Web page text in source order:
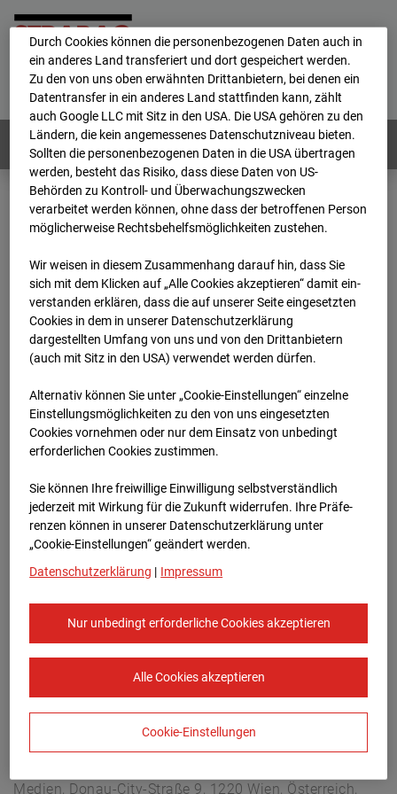
Home E-Mail Impressum
Login
Deutsch / English
Webcams: Alle Länder
Home
Deutschland
BC-186 - BV-Lübbenau Nordkopf
Archiv
2026
07 08 12:30
BC-186 - BV-Lübbenau
Nordkopf
Berliner Str. 30, 03222 Berlin
Zur Übersicht
Europe/Berlin
Medien, Donau-City-Straße 9, 1220 Wien, Österreich,
Durch Cookies können die personenbezogenen Daten auch in
ein anderes Land transferiert und dort gespeichert werden.
Zu den von uns oben erwähnten Drittanbietern, bei denen ein
Datentransfer in ein anderes Land stattfinden kann, zählt
auch Google LLC mit Sitz in den USA. Die USA gehören zu den
Ländern, die kein angemessenes Datenschutzniveau bieten.
Sollten die personenbezogenen Daten in die USA übertragen
werden, besteht das Risiko, dass diese Daten von US-
Behörden zu Kontroll- und Überwachungszwecken
verarbeitet werden können, ohne dass der betroffenen Person
möglicherweise Rechtsbehelfsmöglichkeiten zustehen.
Wir weisen in diesem Zusammenhang darauf hin, dass Sie
sich mit dem Klicken auf „Alle Cookies akzeptieren“ damit ein­
ver­standen erklären, dass die auf unserer Seite eingesetzten
Cookies in dem in unserer Datenschutzerklärung
dargestellten Umfang von uns und von den Drittanbietern
(auch mit Sitz in den USA) verwendet werden dürfen.
Alternativ können Sie unter „Cookie-Einstellungen“ einzelne
Einstellungsmöglichkeiten zu den von uns eingesetzten
Cookies vornehmen oder nur dem Einsatz von unbedingt
erforderlichen Cookies zustimmen.
Sie können Ihre freiwillige Einwilligung selbstverständlich
jederzeit mit Wirkung für die Zukunft widerrufen. Ihre Prä­fe­
renzen können in unserer Datenschutzerklärung unter
„Cookie-Einstellungen“ geändert werden.
Datenschutzerklärung | Impressum
Nur unbedingt erforderliche Cookies akzeptieren
Alle Cookies akzeptieren
Cookie-Einstellungen